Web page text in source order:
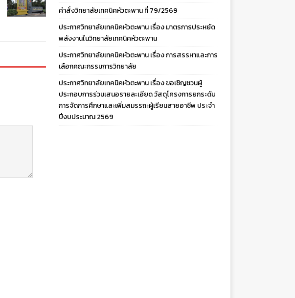
คำสั่งวิทยาลัยเทคนิคหัวตะพาน ที่ 79/2569
ประกาศวิทยาลัยเทคนิคหัวตะพาน เรื่อง มาตรการประหยัด
พลังงานในวิทยาลัยเทคนิคหัวตะพาน
ประกาศวิทยาลัยเทคนิคหัวตะพาน เรื่อง การสรรหาและการ
เลือกคณะกรรมการวิทยาลัย
ประกาศวิทยาลัยเทคนิคหัวตะพาน เรื่อง ขอเชิญชวนผู้
ประกอบการร่วมเสนอรายละเอียด วัสดุโครงการยกระดับ
การจัดการศึกษาและเพิ่มสมรรถะผู้เรียนสายอาชีพ ประจำ
ปีงบประมาณ 2569